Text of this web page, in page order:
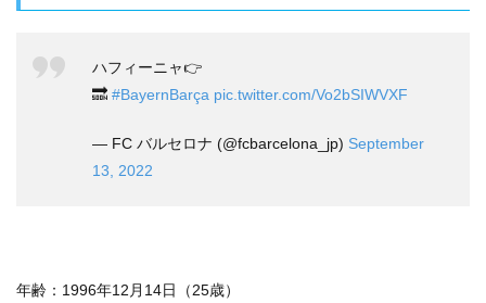
ハフィーニャ👉
🔜 #BayernBarça pic.twitter.com/Vo2bSIWVXF
— FC バルセロナ (@fcbarcelona_jp) September
13, 2022
年齢：1996年12月14日（25歳）